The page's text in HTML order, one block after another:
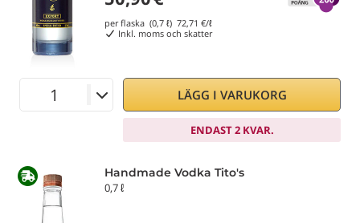
per flaska (0,7 ℓ) 72,71 €/ℓ
Inkl. moms och skatter
LÄGG I VARUKORG
ENDAST 2 KVAR.
Handmade Vodka Tito's
0,7 ℓ